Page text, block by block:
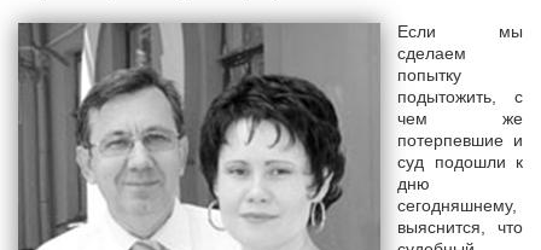
Если мы
сделаем
попытку
подытожить, с
чем же
потерпевшие и
суд подошли к
дню
сегодняшнему,
выяснится, что